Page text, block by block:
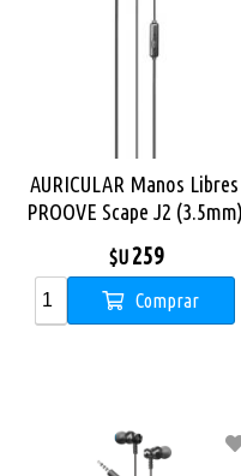
AURICULAR Manos Libres
PROOVE Scape J2 (3.5mm)
$U259
Comprar